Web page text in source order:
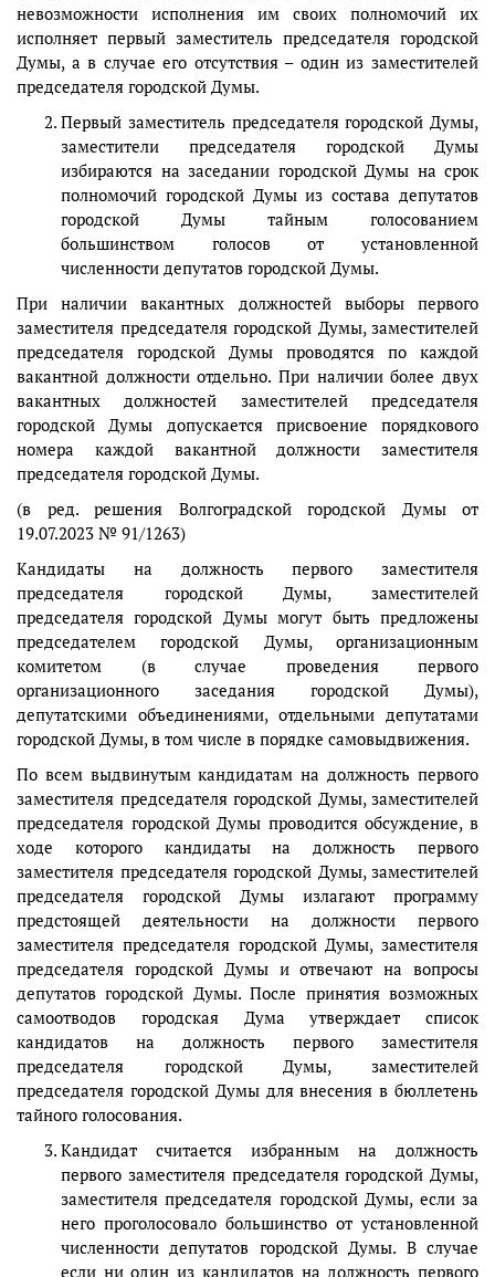
невозможности исполнения им своих полномочий их
исполняет первый заместитель председателя городской
Думы, а в случае его отсутствия – один из заместителей
председателя городской Думы.
Первый заместитель председателя городской Думы,
заместители председателя городской Думы
избираются на заседании городской Думы на срок
полномочий городской Думы из состава депутатов
городской Думы тайным голосованием
большинством голосов от установленной
численности депутатов городской Думы.
При наличии вакантных должностей выборы первого
заместителя председателя городской Думы, заместителей
председателя городской Думы проводятся по каждой
вакантной должности отдельно. При наличии более двух
вакантных должностей заместителей председателя
городской Думы допускается присвоение порядкового
номера каждой вакантной должности заместителя
председателя городской Думы.
(в ред. решения Волгоградской городской Думы от
19.07.2023 № 91/1263)
Кандидаты на должность первого заместителя
председателя городской Думы, заместителей
председателя городской Думы могут быть предложены
председателем городской Думы, организационным
комитетом (в случае проведения первого
организационного заседания городской Думы),
депутатскими объединениями, отдельными депутатами
городской Думы, в том числе в порядке самовыдвижения.
По всем выдвинутым кандидатам на должность первого
заместителя председателя городской Думы, заместителей
председателя городской Думы проводится обсуждение, в
ходе которого кандидаты на должность первого
заместителя председателя городской Думы, заместителей
председателя городской Думы излагают программу
предстоящей деятельности на должности первого
заместителя председателя городской Думы, заместителя
председателя городской Думы и отвечают на вопросы
депутатов городской Думы. После принятия возможных
самоотводов городская Дума утверждает список
кандидатов на должность первого заместителя
председателя городской Думы, заместителей
председателя городской Думы для внесения в бюллетень
тайного голосования.
Кандидат считается избранным на должность
первого заместителя председателя городской Думы,
заместителя председателя городской Думы, если за
него проголосовало большинство от установленной
численности депутатов городской Думы. В случае
если ни один из кандидатов на должность первого